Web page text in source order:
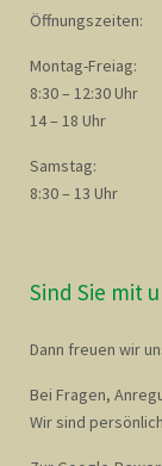
Öffnungszeiten:
Montag-Freiag:
8:30 – 12:30 Uhr
14 – 18 Uhr
Samstag:
8:30 – 13 Uhr
Sind Sie mit
Dann freuen wir
Bei Fragen,
Wir sind